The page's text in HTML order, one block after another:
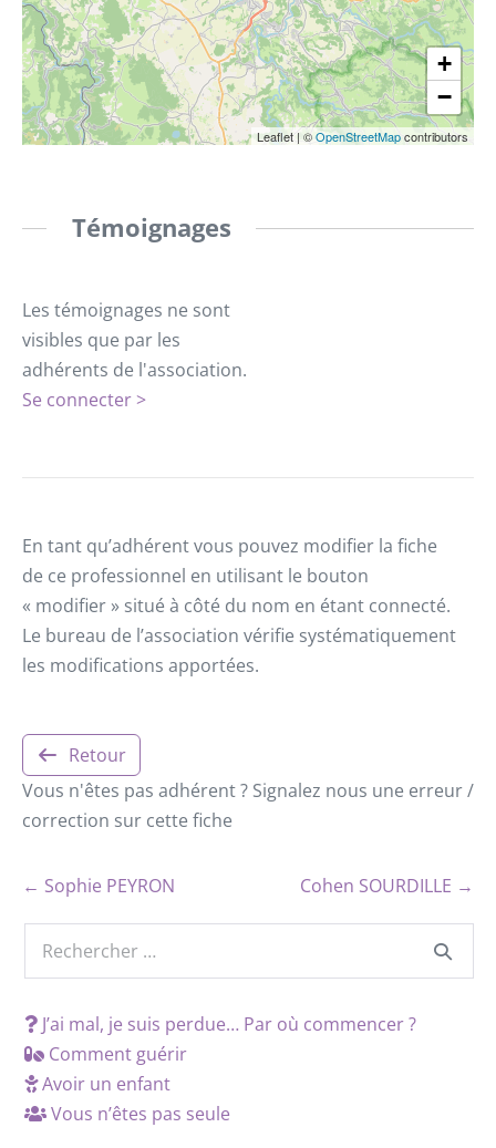
+
−
Leaflet | ©OpenStreetMapcontributors
Témoignages
Les témoignages ne sont
visibles que par les
adhérents de l'association.
Se connecter >
En tant qu’adhérent vous pouvez modifier la fiche
de ce professionnel en utilisant le bouton
« modifier » situé à côté du nom en étant connecté.
Le bureau de l’association vérifie systématiquement
les modifications apportées.
Retour
Vous n'êtes pas adhérent ? Signalez nous une erreur /
correction sur cette fiche
← Sophie PEYRON Cohen SOURDILLE →
J’ai mal, je suis perdue… Par où commencer ?
Comment guérir
Avoir un enfant
Vous n’êtes pas seule